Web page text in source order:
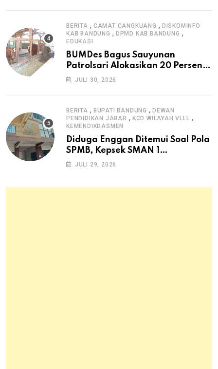
BERITA , CAMAT CANGKUANG , DISKOMINFO
KAB BANDUNG , DPMD KAB BANDUNG ,
EDUKASI
BUMDes Bagus Sauyunan
Patrolsari Alokasikan 20 Persen
Dana Desa untuk Ketahanan
JULI 30, 2026
BERITA , BUPATI BANDUNG ,DEWAN
PENDIDIKAN JABAR , KCD WILAYAH VLLL ,
KEMENDIKDASMEN
Diduga Enggan Ditemui Soal Pola
SPMB, Kepsek SMAN 1
Dayeuhkolot Dikeluhkan Orang
JULI 29, 2026